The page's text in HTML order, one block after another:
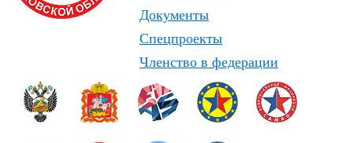
Документы
Спецпроекты
Членство в федерации